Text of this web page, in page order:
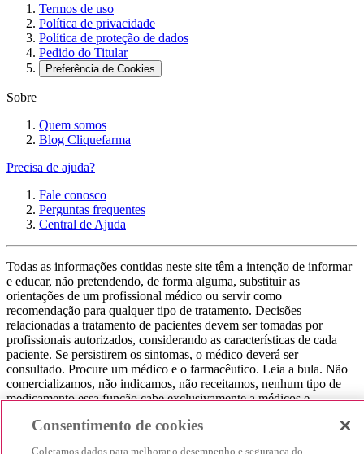
Termos de uso
Política de privacidade
Política de proteção de dados
Pedido do Titular
Preferência de Cookies
Sobre
Quem somos
Blog Cliquefarma
Precisa de ajuda?
Fale conosco
Perguntas frequentes
Central de Ajuda
Todas as informações contidas neste site têm a intenção de informar
e educar, não pretendendo, de forma alguma, substituir as
orientações de um profissional médico ou servir como
recomendação para qualquer tipo de tratamento. Decisões
relacionadas a tratamento de pacientes devem ser tomadas por
profissionais autorizados, considerando as características de cada
paciente. Se persistirem os sintomas, o médico deverá ser
consultado. Procure um médico e o farmacêutico. Leia a bula. Não
comercializamos, não indicamos, não receitamos, nenhum tipo de
medicamento essa função cabe exclusivamente a médicos e
consultar seu médico. Não somos uma loja ou marketplace, ou seja,
Consentimento de cookies
Coletamos dados para melhorar o desempenho e segurança do